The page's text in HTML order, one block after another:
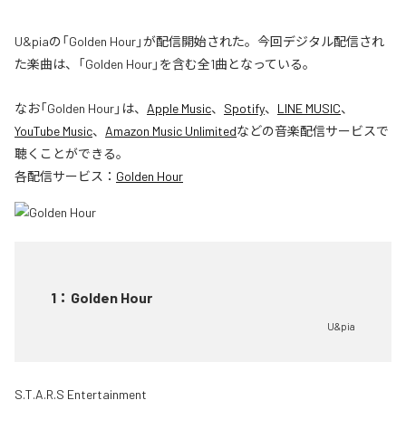
U&piaの「Golden Hour」が配信開始された。今回デジタル配信され
た楽曲は、「Golden Hour」を含む全1曲となっている。
なお「Golden Hour」は、 Apple Music、 Spotify、 LINE MUSIC、
YouTube Music、 Amazon Music Unlimitedなどの音楽配信サービスで
聴くことができる。
各配信サービス： Golden Hour
1 ： Golden Hour
U&pia
S.T.A.R.S Entertainment